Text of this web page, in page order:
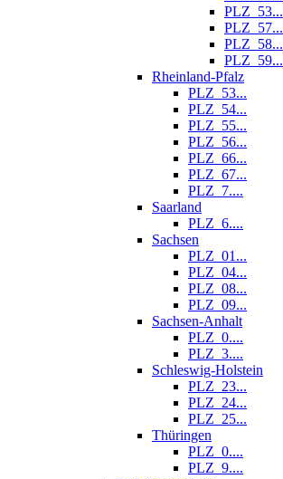
PLZ_53...
PLZ_57...
PLZ_58...
PLZ_59...
Rheinland-Pfalz
PLZ_53...
PLZ_54...
PLZ_55...
PLZ_56...
PLZ_66...
PLZ_67...
PLZ_7....
Saarland
PLZ_6....
Sachsen
PLZ_01...
PLZ_04...
PLZ_08...
PLZ_09...
Sachsen-Anhalt
PLZ_0....
PLZ_3....
Schleswig-Holstein
PLZ_23...
PLZ_24...
PLZ_25...
Thüringen
PLZ_0....
PLZ_9....